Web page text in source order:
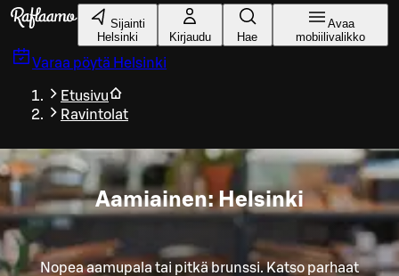
Siirry pääsisältöön
Sijainti
Helsinki
Kirjaudu Hae
Avaa
mobiilivalikko
Varaa pöytä Helsinki
Etusivu
Ravintolat
Aamiainen: Helsinki
Nopea aamupala tai pitkä brunssi. Katso parhaat